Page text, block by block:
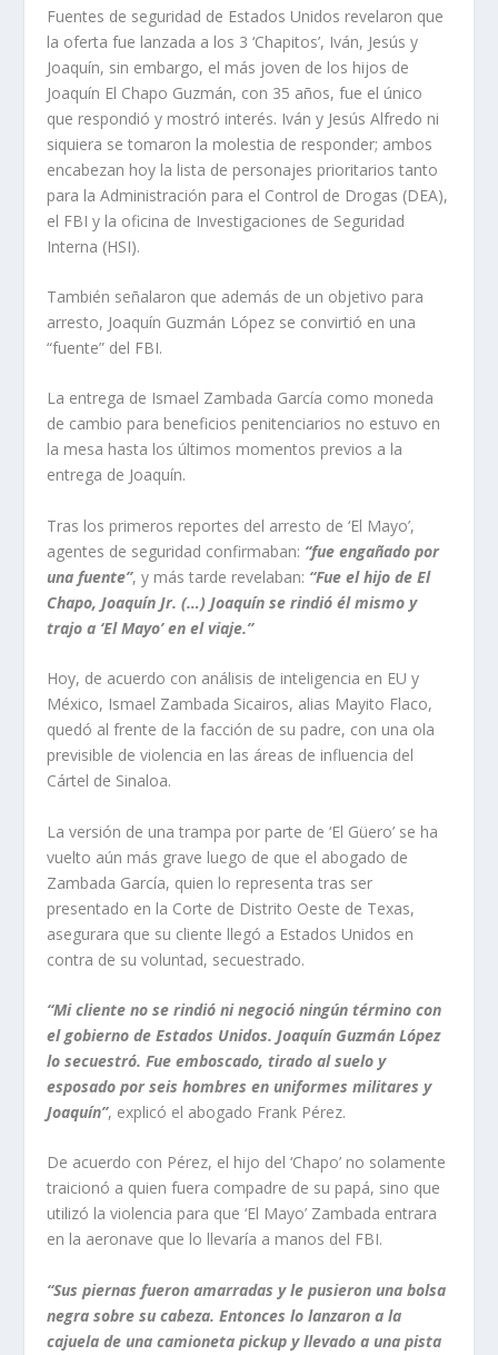
Fuentes de seguridad de Estados Unidos revelaron que
la oferta fue lanzada a los 3 ‘Chapitos’, Iván, Jesús y
Joaquín, sin embargo, el más joven de los hijos de
Joaquín El Chapo Guzmán, con 35 años, fue el único
que respondió y mostró interés. Iván y Jesús Alfredo ni
siquiera se tomaron la molestia de responder; ambos
encabezan hoy la lista de personajes prioritarios tanto
para la Administración para el Control de Drogas (DEA),
el FBI y la oficina de Investigaciones de Seguridad
Interna (HSI).
También señalaron que además de un objetivo para
arresto, Joaquín Guzmán López se convirtió en una
“fuente” del FBI.
La entrega de Ismael Zambada García como moneda
de cambio para beneficios penitenciarios no estuvo en
la mesa hasta los últimos momentos previos a la
entrega de Joaquín.
Tras los primeros reportes del arresto de ‘El Mayo’,
agentes de seguridad confirmaban: “fue engañado por
una fuente”, y más tarde revelaban: “Fue el hijo de El
Chapo, Joaquín Jr. (…) Joaquín se rindió él mismo y
trajo a ‘El Mayo’ en el viaje.”
Hoy, de acuerdo con análisis de inteligencia en EU y
México, Ismael Zambada Sicairos, alias Mayito Flaco,
quedó al frente de la facción de su padre, con una ola
previsible de violencia en las áreas de influencia del
Cártel de Sinaloa.
La versión de una trampa por parte de ‘El Güero’ se ha
vuelto aún más grave luego de que el abogado de
Zambada García, quien lo representa tras ser
presentado en la Corte de Distrito Oeste de Texas,
asegurara que su cliente llegó a Estados Unidos en
contra de su voluntad, secuestrado.
“Mi cliente no se rindió ni negoció ningún término con
el gobierno de Estados Unidos. Joaquín Guzmán López
lo secuestró. Fue emboscado, tirado al suelo y
esposado por seis hombres en uniformes militares y
Joaquín”, explicó el abogado Frank Pérez.
De acuerdo con Pérez, el hijo del ‘Chapo’ no solamente
traicionó a quien fuera compadre de su papá, sino que
utilizó la violencia para que ‘El Mayo’ Zambada entrara
en la aeronave que lo llevaría a manos del FBI.
“Sus piernas fueron amarradas y le pusieron una bolsa
negra sobre su cabeza. Entonces lo lanzaron a la
cajuela de una camioneta pickup y llevado a una pista